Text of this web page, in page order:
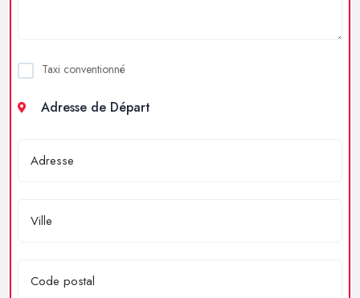
Taxi conventionné
Adresse de Départ